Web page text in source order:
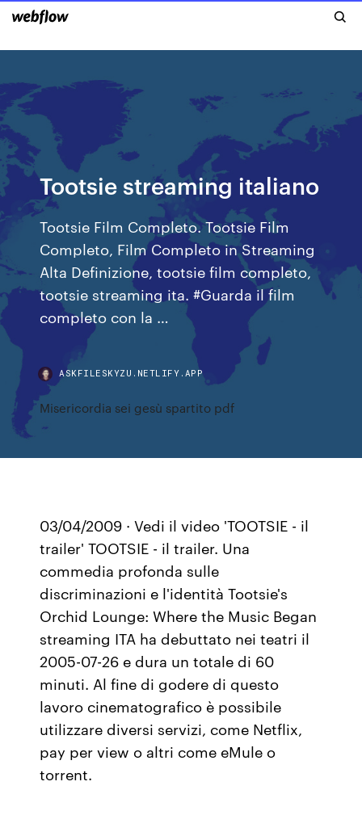
Tootsie streaming italiano
Tootsie Film Completo. Tootsie Film
Completo, Film Completo in Streaming
Alta Definizione, tootsie film completo,
tootsie streaming ita. #Guarda il film
completo con la …
ASKFILESKYZU.NETLIFY.APP
Misericordia sei gesù spartito pdf
03/04/2009 · Vedi il video 'TOOTSIE - il
trailer' TOOTSIE - il trailer. Una
commedia profonda sulle
discriminazioni e l'identità Tootsie's
Orchid Lounge: Where the Music Began
streaming ITA ha debuttato nei teatri il
2005-07-26 e dura un totale di 60
minuti. Al fine di godere di questo
lavoro cinematografico è possibile
utilizzare diversi servizi, come Netflix,
pay per view o altri come eMule o
torrent.